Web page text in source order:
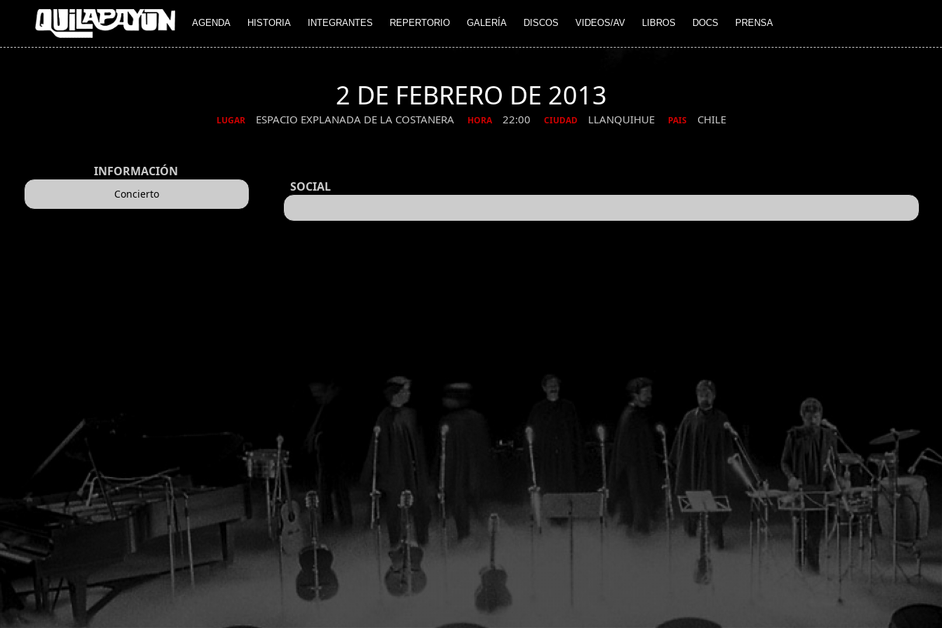
AGENDA HISTORIA INTEGRANTES REPERTORIO GALERÍA DISCOS VIDEOS/AV LIBROS DOCS PRENSA
2 DE FEBRERO DE 2013
LUGAR ESPACIO EXPLANADA DE LA COSTANERA HORA 22:00 CIUDAD LLANQUIHUE PAIS CHILE
INFORMACIÓN
Concierto SOCIAL